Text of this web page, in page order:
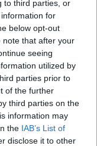
to third parties, or
for
below opt-out
note that after your
seeing
utilized by
parties prior to
of the further
third parties on the
information may
the IAB’s List of
disclose it to other
que desean
en PC como
of Clans, Clash
Fire, etc.Basado en
obtuvo una gran
en
BlueStacks,
Digital
de geeks afines que
software de